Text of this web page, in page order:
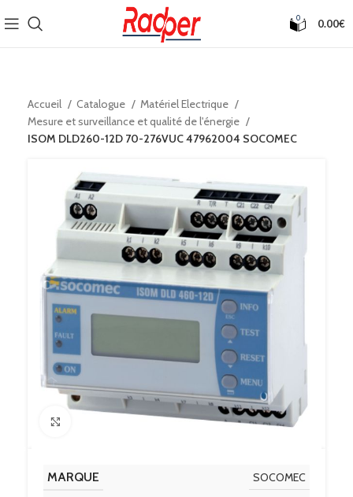
0 0.00€
Accueil Catalogue
Matériel Electrique
Mesure et surveillance et qualité de l'énergie
ISOM DLD260-12D 70-276VUC 47962004 SOCOMEC
MARQUE SOCOMEC